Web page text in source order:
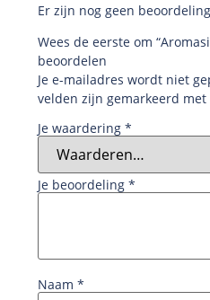
Er zijn nog geen
Wees de eerste om
beoordelen
Je e-mailadres wordt niet
velden zijn gemarkeerd met
Je waardering*
Je beoordeling*
Naam*